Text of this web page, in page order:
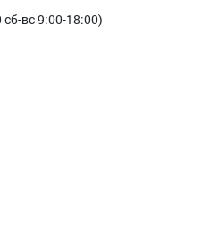
вс 9:00-18:00)